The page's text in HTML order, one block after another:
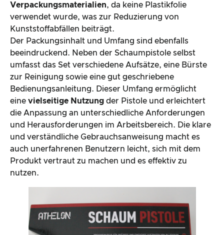
Verpackungsmaterialien, da keine Plastikfolie
verwendet wurde, was zur Reduzierung von
Kunststoffabfällen beiträgt.
Der Packungsinhalt und Umfang sind ebenfalls
beeindruckend. Neben der Schaumpistole selbst
umfasst das Set verschiedene Aufsätze, eine Bürste
zur Reinigung sowie eine gut geschriebene
Bedienungsanleitung. Dieser Umfang ermöglicht
eine vielseitige Nutzung der Pistole und erleichtert
die Anpassung an unterschiedliche Anforderungen
und Herausforderungen im Arbeitsbereich. Die klare
und verständliche Gebrauchsanweisung macht es
auch unerfahrenen Benutzern leicht, sich mit dem
Produkt vertraut zu machen und es effektiv zu
nutzen.